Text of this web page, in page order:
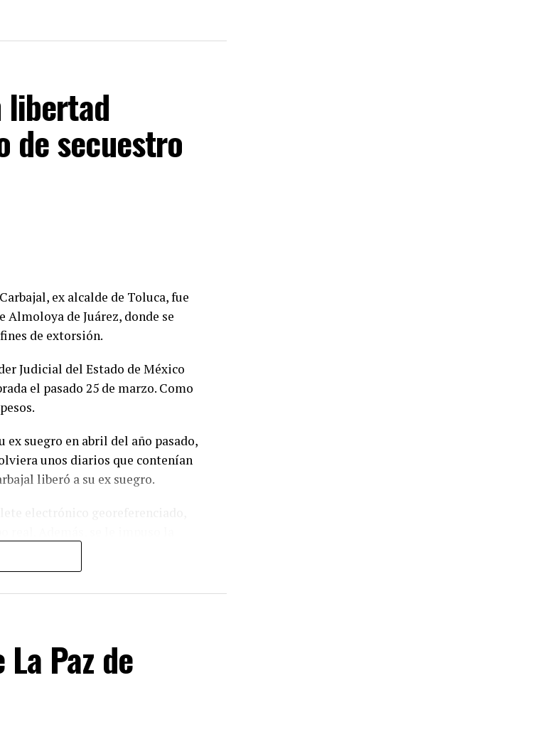
libertad
de secuestro
ex alcalde de Toluca, fue
de Juárez, donde se
de extorsión.
Judicial del Estado de México
el pasado 25 de marzo. Como
ex suegro en abril del año pasado,
unos diarios que contenían
liberó a su ex suegro.
le prohibió acercarse o
Paz de